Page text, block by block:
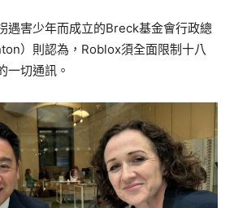
遇害少年而成立的Breck基金會行政總
）則認為，Roblox須全面限制十八
一切通訊。